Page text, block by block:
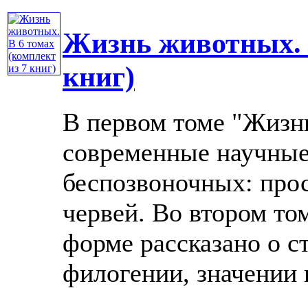
Жизнь животных.
книг)
В первом томе
современные
беспозвоночных:
червей. Во втором
форме рассказано о
филогении, значении